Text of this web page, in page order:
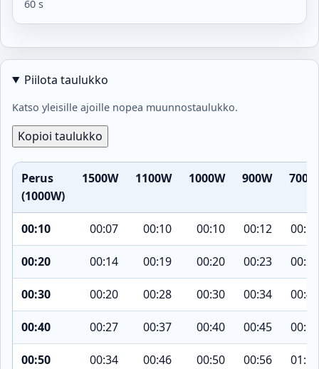
60 s
Piilota taulukko
Katso yleisille ajoille nopea muunnostaulukko.
Kopioi taulukko
Perus
(1000W)
1500W 1100W 1000W 900W 700W
00:10 00:07 00:10 00:10 00:12 00:15
00:20 00:14 00:19 00:20 00:23 00:29
00:30 00:20 00:28 00:30 00:34 00:43
00:40 00:27 00:37 00:40 00:45 00:58
00:50 00:34 00:46 00:50 00:56 01:12